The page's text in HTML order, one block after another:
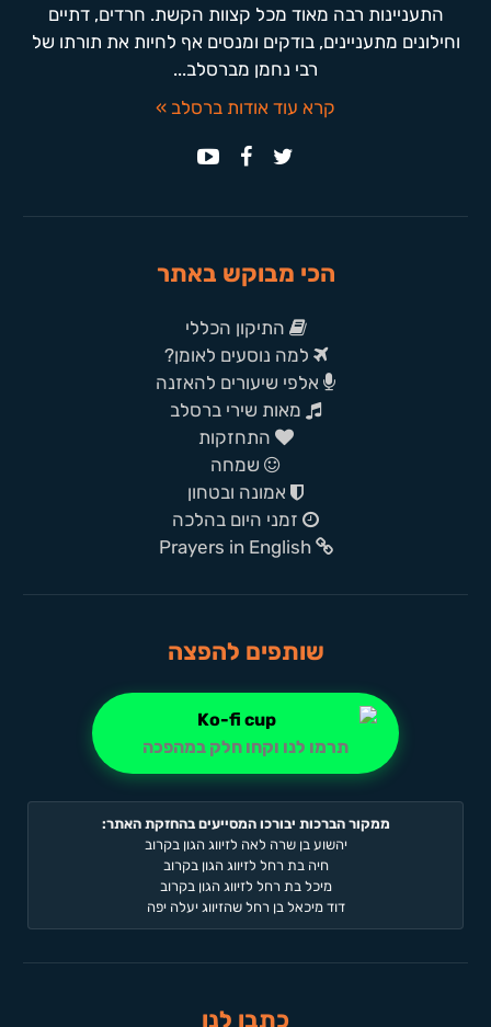
התעניינות רבה מאוד מכל קצוות הקשת. חרדים, דתיים
וחילונים מתעניינים, בודקים ומנסים אף לחיות את תורתו של
רבי נחמן מברסלב...
קרא עוד אודות ברסלב »
הכי מבוקש באתר
התיקון הכללי
למה נוסעים לאומן?
אלפי שיעורים להאזנה
מאות שירי ברסלב
התחזקות
שמחה
אמונה ובטחון
זמני היום בהלכה
Prayers in English
שותפים להפצה
תרמו לנו וקחו חלק במהפכה
ממקור הברכות יבורכו המסייעים בהחזקת האתר:
יהשוע בן שרה לאה לזיווג הגון בקרוב
חיה בת רחל לזיווג הגון בקרוב
מיכל בת רחל לזיווג הגון בקרוב
דוד מיכאל בן רחל שהזיווג יעלה יפה
כתבו לנו